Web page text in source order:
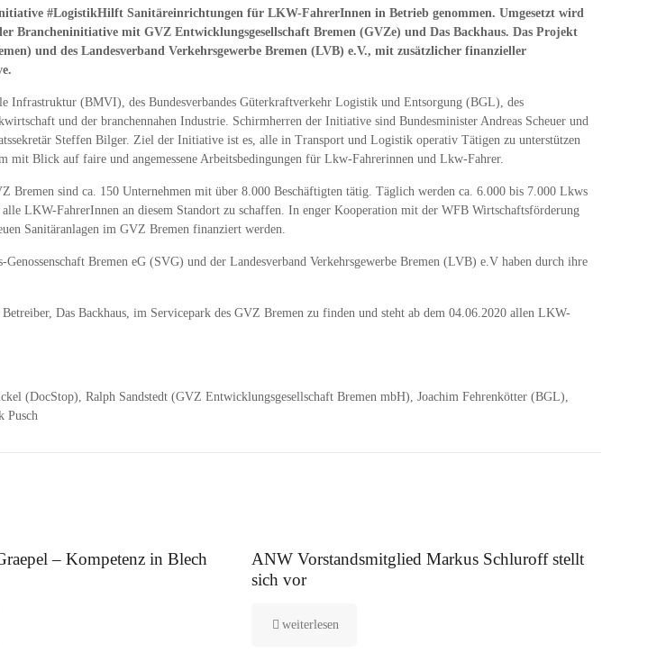
#LogistikHilft Sanitäreinrichtungen für LKW-FahrerInnen in Betrieb genommen. Umgesetzt wird
Brancheninitiative mit GVZ Entwicklungsgesellschaft Bremen (GVZe) und Das Backhaus. Das Projekt
und des Landesverband Verkehrsgewerbe Bremen (LVB) e.V., mit zusätzlicher finanzieller
(BMVI), des Bundesverbandes Güterkraftverkehr Logistik und Entsorgung (BGL), des
und der branchennahen Industrie. Schirmherren der Initiative sind Bundesminister Andreas Scheuer und
Steffen Bilger. Ziel der Initiative ist es, alle in Transport und Logistik operativ Tätigen zu unterstützen
Blick auf faire und angemessene Arbeitsbedingungen für Lkw-Fahrerinnen und Lkw-Fahrer.
sind ca. 150 Unternehmen mit über 8.000 Beschäftigten tätig. Täglich werden ca. 6.000 bis 7.000 Lkws
LKW-FahrerInnen an diesem Standort zu schaffen. In enger Kooperation mit der WFB Wirtschaftsförderung
Sanitäranlagen im GVZ Bremen finanziert werden.
Bremen eG (SVG) und der Landesverband Verkehrsgewerbe Bremen (LVB) e.V haben durch ihre
Das Backhaus, im Servicepark des GVZ Bremen zu finden und steht ab dem 04.06.2020 allen LKW-
(DocStop), Ralph Sandstedt (GVZ Entwicklungsgesellschaft Bremen mbH), Joachim Fehrenkötter (BGL),
Pusch
– Kompetenz in Blech
ANW Vorstandsmitglied Markus Schluroff stellt
sich vor
weiterlesen